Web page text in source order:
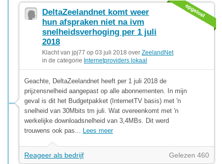
DeltaZeelandnet komt weer
hun afspraken niet na ivm
snelheidsverhoging per 1 juli
2018
Klacht van jpj77 op 03 juli 2018 over ZeelandNet
in de categorie Internetproviders lokaal
Geachte, DeltaZeelandnet heeft per 1 juli 2018 de
prijzensnelheid aangepast op alle abonnementen. In mijn
geval is dit het Budgetpakket (InternetTV basis) met 'n
snelheid van 30Mbits tm juli. Wat overeenkomt met 'n
werkelijke downloadsnelheid van 3,4MBs. Dit werd
trouwens ook pas... Lees meer
Reageer als bedrijf Gelezen 460